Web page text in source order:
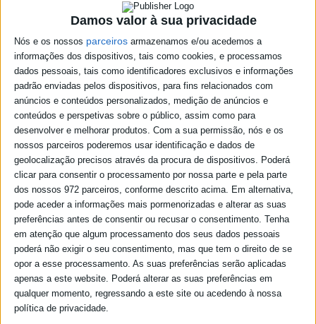
Damos valor à sua privacidade
Nós e os nossos parceiros armazenamos e/ou acedemos a
informações dos dispositivos, tais como cookies, e processamos
dados pessoais, tais como identificadores exclusivos e informações
padrão enviadas pelos dispositivos, para fins relacionados com
anúncios e conteúdos personalizados, medição de anúncios e
conteúdos e perspetivas sobre o público, assim como para
desenvolver e melhorar produtos. Com a sua permissão, nós e os
nossos parceiros poderemos usar identificação e dados de
geolocalização precisos através da procura de dispositivos. Poderá
clicar para consentir o processamento por nossa parte e pela parte
dos nossos 972 parceiros, conforme descrito acima. Em alternativa,
pode aceder a informações mais pormenorizadas e alterar as suas
preferências antes de consentir ou recusar o consentimento. Tenha
em atenção que algum processamento dos seus dados pessoais
poderá não exigir o seu consentimento, mas que tem o direito de se
opor a esse processamento. As suas preferências serão aplicadas
apenas a este website. Poderá alterar as suas preferências em
qualquer momento, regressando a este site ou acedendo à nossa
política de privacidade.
Notícias